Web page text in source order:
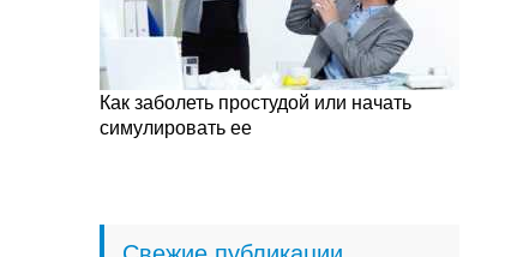
Как заболеть простудой или начать
симулировать ее